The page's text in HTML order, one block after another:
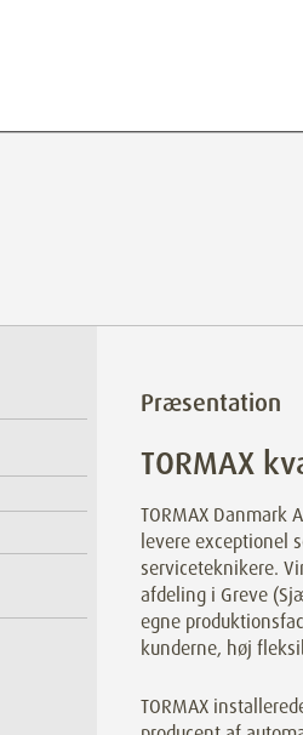
Præsentation
TORMAX
TORMAX Danmark
levere exceptionel
serviceteknikere.
afdeling i Greve
egne
kunderne, høj
TORMAX